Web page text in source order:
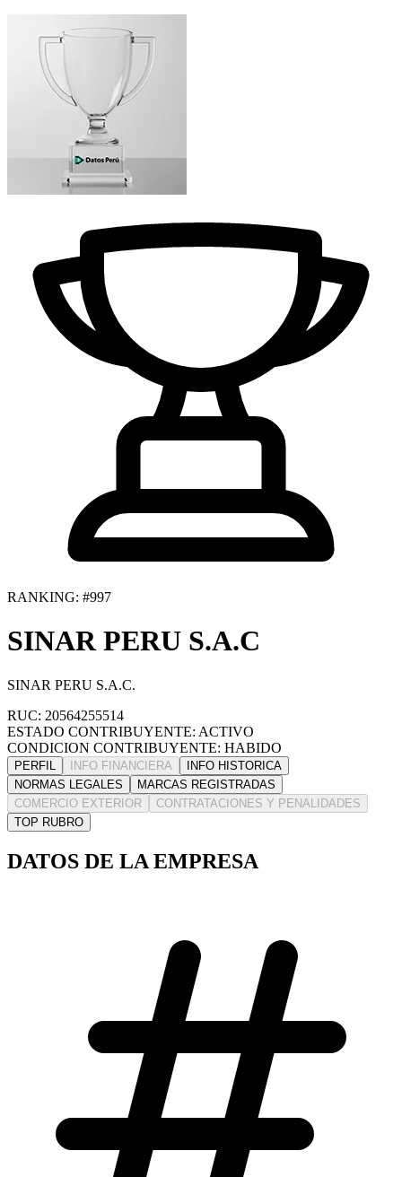
RANKING: #997
SINAR PERU S.A.C
SINAR PERU S.A.C.
RUC: 20564255514
ESTADO CONTRIBUYENTE: ACTIVO
CONDICION CONTRIBUYENTE: HABIDO
PERFIL INFO FINANCIERA
INFO HISTORICA
NORMAS LEGALES
MARCAS REGISTRADAS
COMERCIO EXTERIOR
CONTRATACIONES Y PENALIDADES
TOP RUBRO
DATOS DE LA EMPRESA